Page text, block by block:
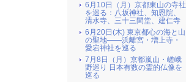
6月10日（月）京都東山の寺社
を巡る：八坂神社、知恩院、
清水寺、三十三間堂、建仁寺
6月20日(木) 東京都心の海と山
の聖地――浜離宮・増上寺・
愛宕神社を巡る
7月8日（月）京都嵐山・嵯峨
野巡り 日本有数の霊的仏像を
巡る